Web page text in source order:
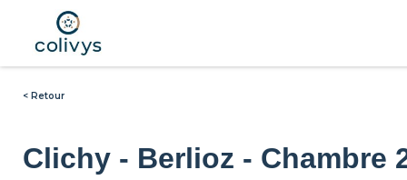
< Retour
Clichy - Berlioz - Chambre